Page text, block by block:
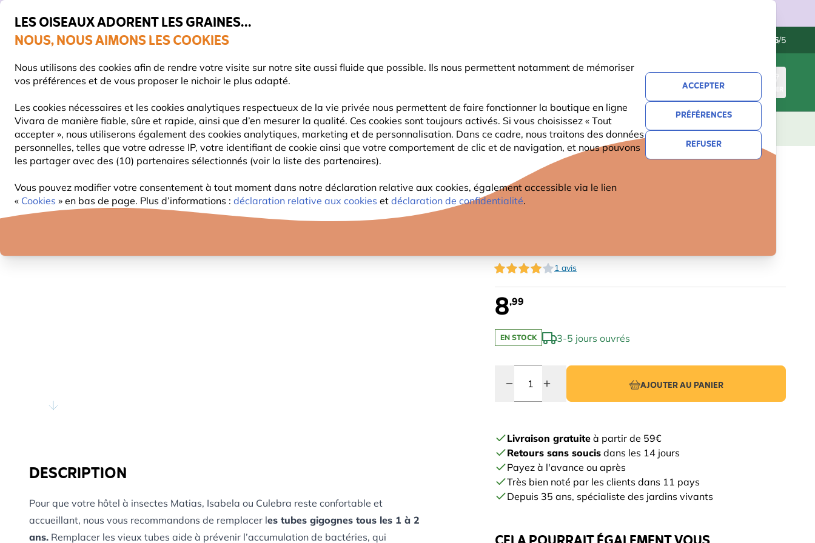
LES OISEAUX ADORENT LES GRAINES...
NOUS, NOUS AIMONS LES COOKIES
Nous utilisons des cookies afin de rendre votre visite sur notre site aussi fluide que possible. Ils nous permettent notamment de mémoriser
vos préférences et de vous proposer le nichoir le plus adapté.
Les cookies nécessaires et les cookies analytiques respectueux de la vie privée nous permettent de faire fonctionner la boutique en ligne
Vivara de manière fiable, sûre et rapide, ainsi que d’en mesurer la qualité. Ces cookies sont toujours activés. Si vous choisissez « Tout
accepter », nous utiliserons également des cookies analytiques, marketing et de personnalisation. Dans ce cadre, nous traitons des données
personnelles, telles que votre adresse IP, votre identifiant de cookie ainsi que votre comportement de clic et de navigation, et nous pouvons
les partager avec des (10) partenaires sélectionnés (voir la liste des partenaires).
Vous pouvez modifier votre consentement à tout moment dans notre déclaration relative aux cookies, également accessible via le lien
« Cookies » en bas de page. Plus d’informations : déclaration relative aux cookies et déclaration de confidentialité.
ACCEPTER
PRÉFÉRENCES
REFUSER
Très bien noté dans 11 pays
Livraison express gratuite dès 59 € 4.6/5
Chercher
CONNEXION
NOURRITURE MANGEOIRES NICHOIRS FAUNE PLANTES OBSERVATION ENFANTS CADEAUX NOUVEAUTÉS OFFRES
Faune Abeilles & insectes Hôtel à abeilles Tubes de recharge 90mm pour les hôtels à insectes Matias, Isabela, Culebra
TUBES DE RECHARGE 90MM POUR
1 avis
8,99
EN STOCK 3-5 jours ouvrés
AJOUTER AU PANIER
Livraison gratuite à partir de 59€
Retours sans soucis dans les 14 jours
Payez à l'avance ou après
Très bien noté par les clients dans 11 pays
Depuis 35 ans, spécialiste des jardins vivants
DESCRIPTION
Pour que votre hôtel à insectes Matias, Isabela ou Culebra reste confortable et
accueillant, nous vous recommandons de remplacer les tubes gigognes tous les 1 à 2
ans. Remplacer les vieux tubes aide à prévenir l’accumulation de bactéries, qui